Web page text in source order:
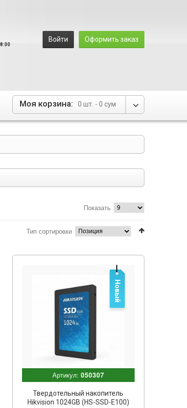
Войти Оформить заказ
Моя корзина: 0 шт. - 0 сум
Показать
Тип сортировки
Артикул: 050307
Твердотельный накопитель
Hikvision 1024GB (HS-SSD-E100)
Новый